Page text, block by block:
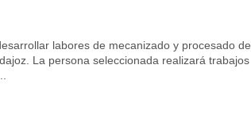
labores de mecanizado y procesado de
La persona seleccionada realizará trabajos